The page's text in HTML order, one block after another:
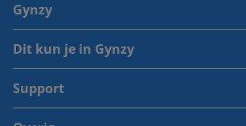
Gynzy
Dit kun je in Gynzy
Support